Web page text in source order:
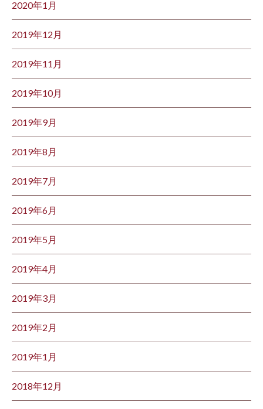
2020年1月
2019年12月
2019年11月
2019年10月
2019年9月
2019年8月
2019年7月
2019年6月
2019年5月
2019年4月
2019年3月
2019年2月
2019年1月
2018年12月